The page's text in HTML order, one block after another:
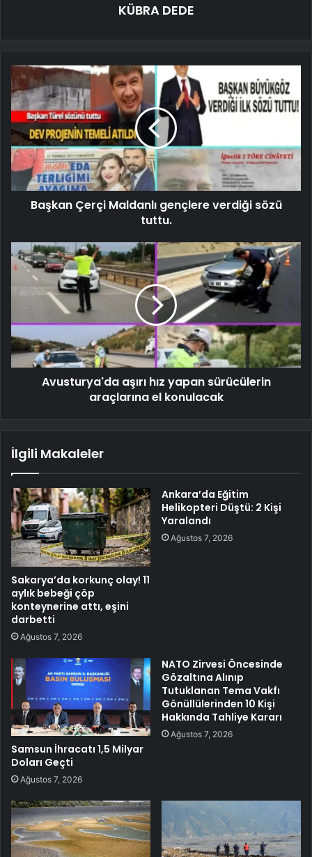
KÜBRA DEDE
Başkan Çerçi Maldanlı gençlere verdiği sözü
tuttu.
Avusturya'da aşırı hız yapan sürücülerin
araçlarına el konulacak
İlgili Makaleler
Sakarya’da korkunç olay! 11
aylık bebeği çöp
konteynerine attı, eşini
darbetti
Ağustos 7, 2026
Ankara’da Eğitim
Helikopteri Düştü: 2 Kişi
Yaralandı
Ağustos 7, 2026
Samsun İhracatı 1,5 Milyar
Doları Geçti
Ağustos 7, 2026
NATO Zirvesi Öncesinde
Gözaltına Alınıp
Tutuklanan Tema Vakfı
Gönüllülerinden 10 Kişi
Hakkında Tahliye Kararı
Ağustos 7, 2026